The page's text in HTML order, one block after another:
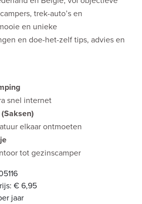
trek-auto’s en
en unieke
en doe-het-zelf tips, advies en
snel internet
elkaar ontmoeten
tot gezinscamper
€ 6,95
jaar